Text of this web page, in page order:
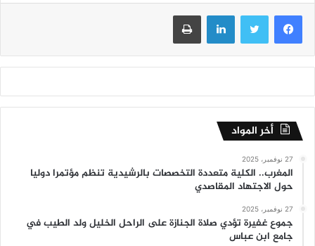
فيسبوك تويتر لينكدإن طباعة
أخر المواد
27 نوفمبر، 2025
المغرب.. الكلية متعددة التخصصات بالرشيدية تنظم مؤتمرا دوليا
حول الاجتهاد المقاصدي
27 نوفمبر، 2025
جموع غفيرة تؤدي صلاة الجنازة على الراحل الخليل ولد الطيب في
جامع ابن عباس